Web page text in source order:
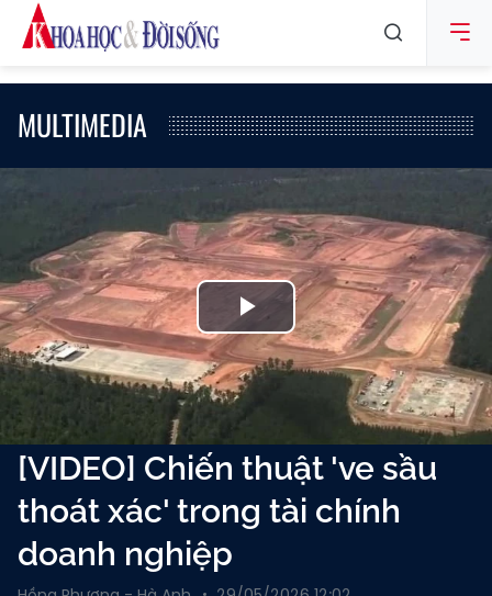
MULTIMEDIA
Play
Video
[VIDEO] Chiến thuật 've sầu
thoát xác' trong tài chính
doanh nghiệp